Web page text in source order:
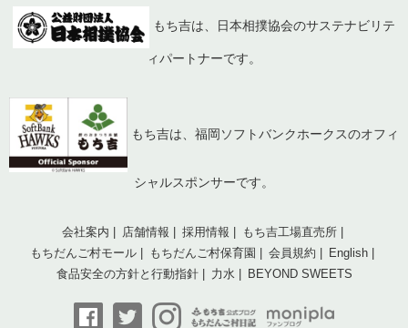
もち吉は、日本相撲協会のサステナビリテ
ィパートナーです。
もち吉は、福岡ソフトバンクホークスのオフィ
シャルスポンサーです。
会社案内 店舗情報 採用情報
もち吉工場直売所
もちだんご村モール
もちだんご村保育園 会員規約
English
食品安全の方針と行動指針
力水 BEYOND SWEETS